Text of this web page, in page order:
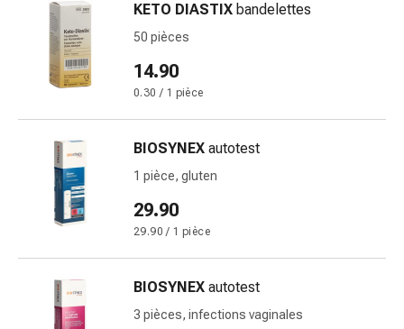
des
brûlures
élastiques
Compresses
Pansements
pour
doigts
Pansements
Bandes
KETO DIASTIX bandelettes
50 pièces
14.90
0.30 / 1 pièce
BIOSYNEX autotest
1 pièce, gluten
29.90
29.90 / 1 pièce
BIOSYNEX autotest
3 pièces, infections vaginales